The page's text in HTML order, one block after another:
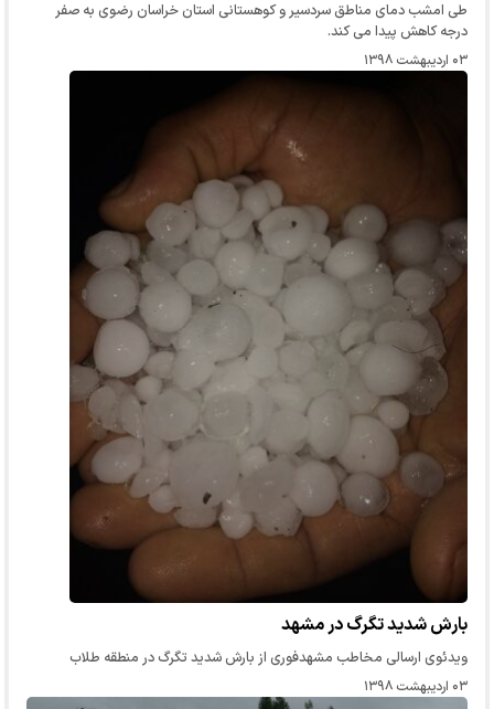
طی امشب دمای مناطق سردسیر و کوهستانی استان خراسان رضوی به صفر
درجه کاهش پیدا می کند.
۰۳ اردیبهشت ۱۳۹۸
بارش شدید تگرگ در مشهد
ویدئوی ارسالی مخاطب مشهدفوری از بارش شدید تگرگ در منطقه طلاب
۰۳ اردیبهشت ۱۳۹۸